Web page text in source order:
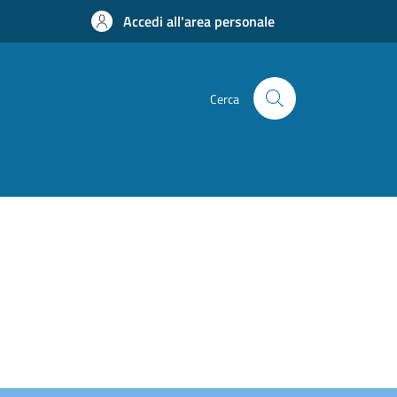
Accedi all'area personale
Cerca